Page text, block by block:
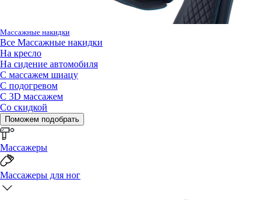
Массажные накидки
Все Массажные накидки
На кресло
На сидение автомобиля
С массажем шиацу
С подогревом
С 3D массажем
Со скидкой
Поможем подобрать
Массажеры
Массажеры для ног